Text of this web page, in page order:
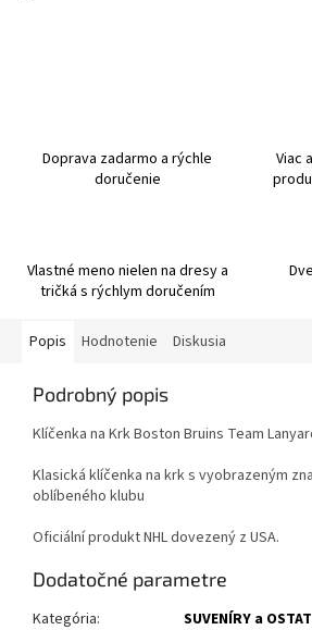
Doprava zadarmo a rýchle
doručenie
Viac
Vlastné meno nielen na dresy a
tričká s rýchlym doručením
Popis Hodnotenie Diskusia
Podrobný popis
Klíčenka na Krk Boston Bruins Team
Klasická klíčenka na krk s vyobrazeným
oblíbeného klubu
Oficiální produkt NHL dovezený z USA.
Dodatočné parametre
Kategória:
SUVENÍRY a